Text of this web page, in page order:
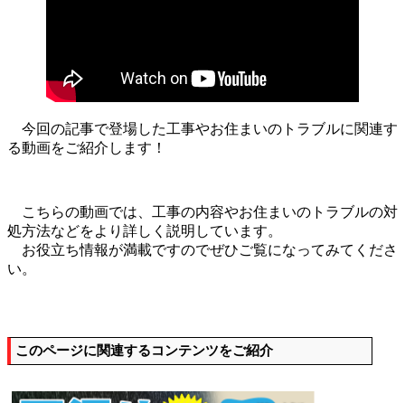
今回の記事で登場した工事やお住まいのトラブルに関連す
る動画をご紹介します！
こちらの動画では、工事の内容やお住まいのトラブルの対
処方法などをより詳しく説明しています。
お役立ち情報が満載ですのでぜひご覧になってみてくださ
い。
このページに関連するコンテンツをご紹介